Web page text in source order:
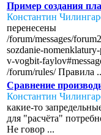
Пример создания
Константин
перенесены
/forum/messages/
sozdanie-
v-vogbit-
/forum/rules/ Правила
Сравнение
Константин
какие-то
для "расчёта"
Не говор ...